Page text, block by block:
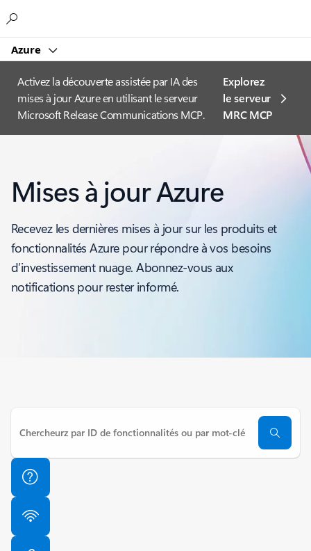
Azure
Activez la découverte assistée par IA des
mises à jour Azure en utilisant le serveur
Microsoft Release Communications MCP.
Explorez
le serveur
MRC MCP
Mises à jour Azure
Recevez les dernières mises à jour sur les produits et
fonctionnalités Azure pour répondre à vos besoins
d’investissement nuage. Abonnez-vous aux
notifications pour rester informé.